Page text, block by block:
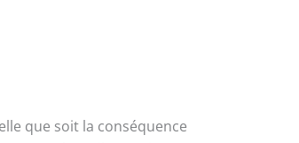
que soit la conséquence